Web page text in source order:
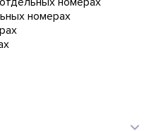
номерах